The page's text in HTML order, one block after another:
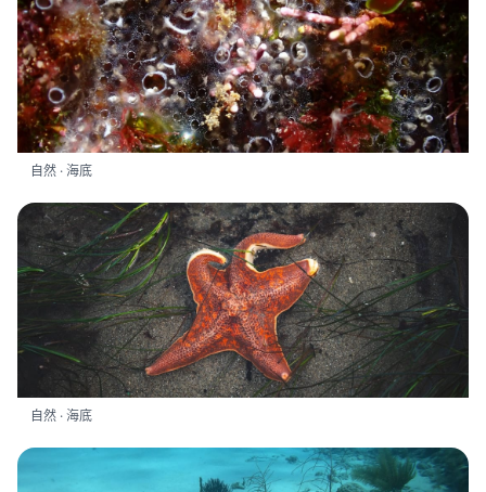
自然 · 海底
自然 · 海底